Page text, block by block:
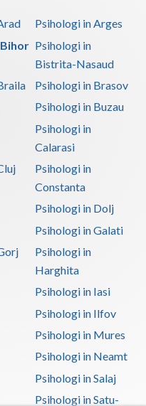
Psihologi in Arges
Psihologi in
Bistrita-Nasaud
Psihologi in Brasov
Psihologi in Buzau
Psihologi in
Calarasi
Psihologi in
Constanta
Psihologi in Dolj
Psihologi in Galati
Psihologi in
Harghita
Psihologi in Iasi
Psihologi in Ilfov
Psihologi in Mures
Psihologi in Neamt
Psihologi in Salaj
Psihologi in Satu-